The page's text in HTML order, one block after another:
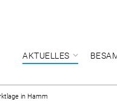
AKTUELLES
in Hamm